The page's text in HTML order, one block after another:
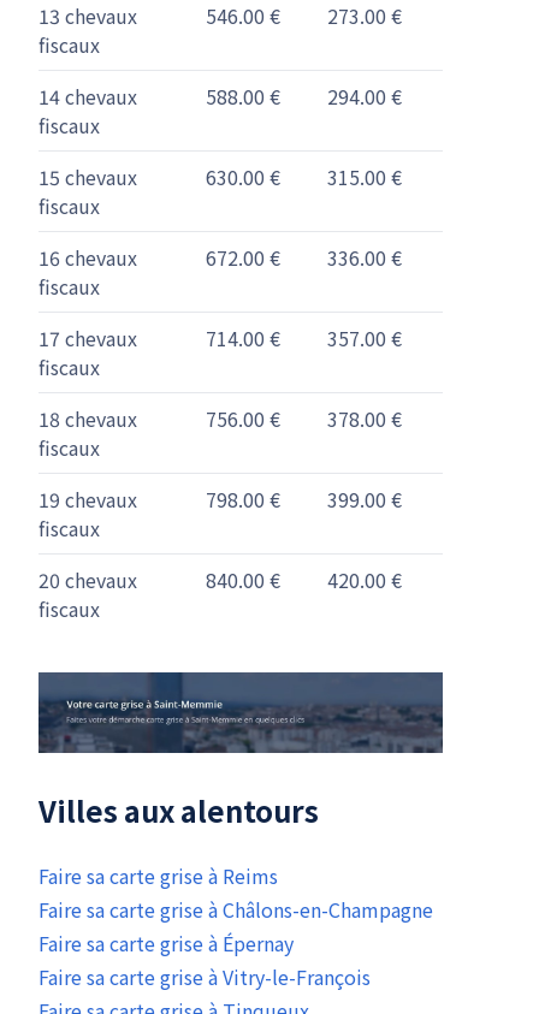
13 chevaux
fiscaux
546.00 € 273.00 €
14 chevaux
fiscaux
588.00 € 294.00 €
15 chevaux
fiscaux
630.00 € 315.00 €
16 chevaux
fiscaux
672.00 € 336.00 €
17 chevaux
fiscaux
714.00 € 357.00 €
18 chevaux
fiscaux
756.00 € 378.00 €
19 chevaux
fiscaux
798.00 € 399.00 €
20 chevaux
fiscaux
840.00 € 420.00 €
Villes aux alentours
Faire sa carte grise à Reims
Faire sa carte grise à Châlons-en-Champagne
Faire sa carte grise à Épernay
Faire sa carte grise à Vitry-le-François